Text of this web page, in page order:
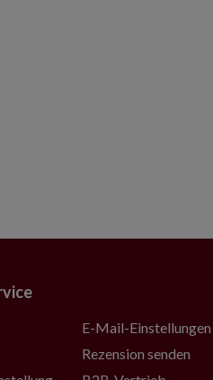
E-Mail-Einstellungen
Rezension senden